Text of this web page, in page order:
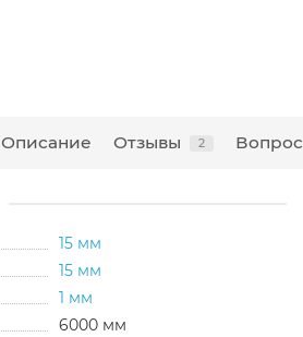
Описание Отзывы 2
15 мм
15 мм
1 мм
6000 мм